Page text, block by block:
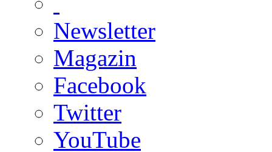
Newsletter
Magazin
Facebook
Twitter
YouTube